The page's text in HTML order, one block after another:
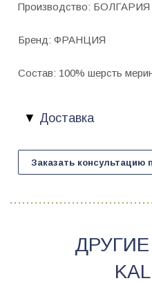
Производство: БОЛГАРИЯ
Бренд: ФРАНЦИЯ
Состав: 100% шерсть
Доставка
Заказать консультацию